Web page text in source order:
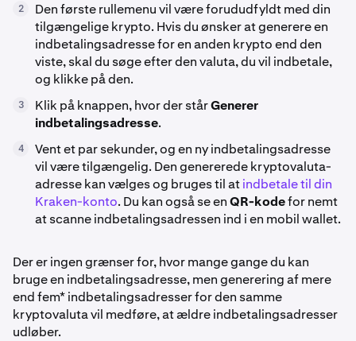
2
Den første rullemenu vil være forududfyldt med din
tilgængelige krypto. Hvis du ønsker at generere en
indbetalingsadresse for en anden krypto end den
viste, skal du søge efter den valuta, du vil indbetale,
og klikke på den.
3 Klik på knappen, hvor der stårGenerer
indbetalingsadresse.
4
Vent et par sekunder, og en ny indbetalingsadresse
vil være tilgængelig. Den genererede kryptovaluta-
adresse kan vælges og bruges til atindbetale til din
Kraken-konto. Du kan også se enQR-kodefor nemt
at scanne indbetalingsadressen ind i en mobil wallet.
Der er ingen grænser for, hvor mange gange du kan
bruge en indbetalingsadresse, men generering af mere
end fem* indbetalingsadresser for den samme
kryptovaluta vil medføre, at ældre indbetalingsadresser
udløber.